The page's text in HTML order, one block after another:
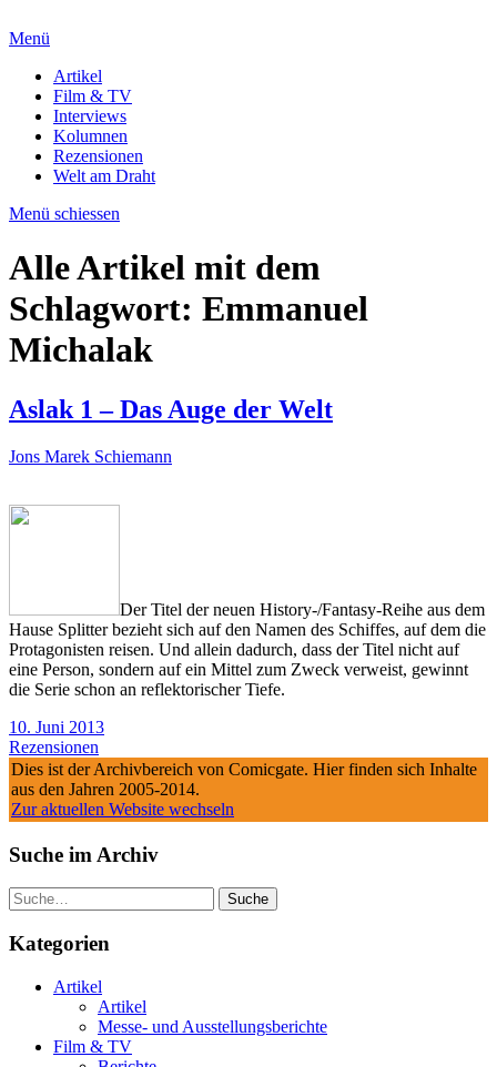
Menü
Artikel
Film & TV
Interviews
Kolumnen
Rezensionen
Welt am Draht
Menü schiessen
Alle Artikel mit dem
Schlagwort: Emmanuel
Michalak
Aslak 1 – Das Auge der Welt
Jons Marek Schiemann
Der Titel der neuen History-/Fantasy-Reihe aus dem
Hause Splitter bezieht sich auf den Namen des Schiffes, auf dem die
Protagonisten reisen. Und allein dadurch, dass der Titel nicht auf
eine Person, sondern auf ein Mittel zum Zweck verweist, gewinnt
die Serie schon an reflektorischer Tiefe.
10. Juni 2013
Rezensionen
Dies ist der Archivbereich von Comicgate. Hier finden sich Inhalte
aus den Jahren 2005-2014.
Zur aktuellen Website wechseln
Suche im Archiv
Suche
Kategorien
Artikel
Artikel
Messe- und Ausstellungsberichte
Film & TV